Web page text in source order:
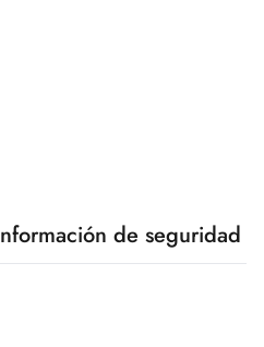
de seguridad